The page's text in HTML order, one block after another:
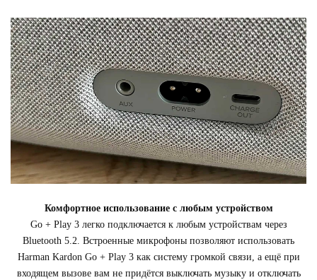
Комфортное использование с любым устройством
Go + Play 3 легко подключается к любым устройствам через
Bluetooth 5.2. Встроенные микрофоны позволяют использовать
Harman Kardon Go + Play 3 как систему громкой связи, а ещё при
входящем вызове вам не придётся выключать музыку и отключать